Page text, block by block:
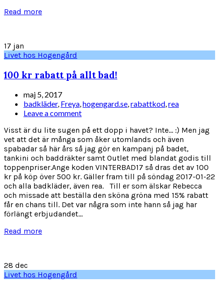
Read more
17 jan
Livet hos Hogengård
100 kr rabatt på allt bad!
maj 5, 2017
badkläder, Freya,hogengard.se,rabattkod,rea
Leave a comment
Visst är du lite sugen på ett dopp i havet? Inte... :) Men jag
vet att det är många som åker utomlands och även
spabadar så här års så jag gör en kampanj på badet,
tankini och baddräkter samt Outlet med blandat godis till
toppenpriser.Ange koden VINTERBAD17 så dras det av 100
kr på köp över 500 kr. Gäller fram till på söndag 2017-01-22
och alla badkläder, även rea. Till er som älskar Rebecca
och missade att beställa den sköna gröna med 15% rabatt
får en chans till. Det var några som inte hann så jag har
förlängt erbjudandet...
Read more
28 dec
Livet hos Hogengård